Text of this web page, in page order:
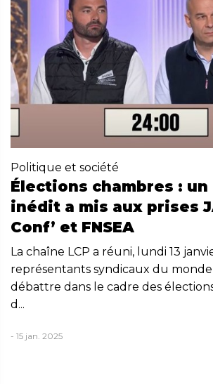
Politique et société
Élections chambres :
inédit a mis aux prises
Conf’ et FNSEA
La chaîne LCP a réuni, lundi 13
représentants syndicaux du
débattre dans le cadre des
d...
- 15 jan. 2025